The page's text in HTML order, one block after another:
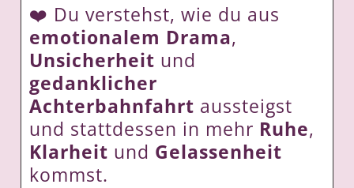
❤️ Du verstehst, wie du aus
emotionalem Drama,
Unsicherheit und
gedanklicher
Achterbahnfahrt aussteigst
und stattdessen in mehr Ruhe,
Klarheit und Gelassenheit
kommst.